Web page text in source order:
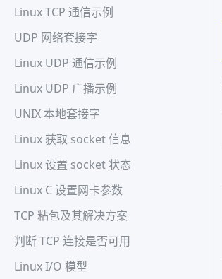
Linux TCP 通信示例
UDP 网络套接字
Linux UDP 通信示例
Linux UDP 广播示例
UNIX 本地套接字
Linux 获取 socket 信息
Linux 设置 socket 状态
Linux C 设置网卡参数
TCP 粘包及其解决方案
判断 TCP 连接是否可用
Linux I/O 模型